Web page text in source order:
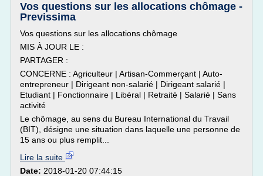
Vos questions sur les allocations chômage -
Previssima
Vos questions sur les allocations chômage
MIS À JOUR LE :
PARTAGER :
CONCERNE : Agriculteur | Artisan-Commerçant | Auto-
entrepreneur | Dirigeant non-salarié | Dirigeant salarié |
Etudiant | Fonctionnaire | Libéral | Retraité | Salarié | Sans
activité
Le chômage, au sens du Bureau International du Travail
(BIT), désigne une situation dans laquelle une personne de
15 ans ou plus remplit...
Lire la suite
Date: 2018-01-20 07:44:15